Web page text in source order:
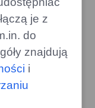
w
je z
do
znajdują
i